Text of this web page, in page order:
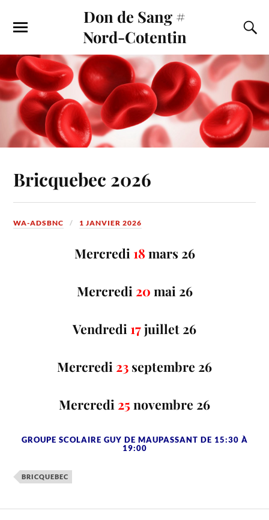
Don de Sang #
Nord-Cotentin
Bricquebec 2026
WA-ADSBNC 1 JANVIER 2026
Mercredi 18 mars 26
Mercredi 20 mai 26
Vendredi 17juillet 26
Mercredi 23 septembre 26
Mercredi 25 novembre 26
GROUPE SCOLAIRE GUY DE MAUPASSANT DE 15:30 À
19:00
BRICQUEBEC